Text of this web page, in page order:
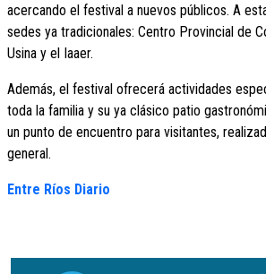
acercando el festival a nuevos públicos. A
sedes ya tradicionales: Centro Provincial de
Usina y el Iaaer.
Además, el festival ofrecerá actividades
toda la familia y su ya clásico patio
un punto de encuentro para visitantes,
general.
Entre Ríos Diario